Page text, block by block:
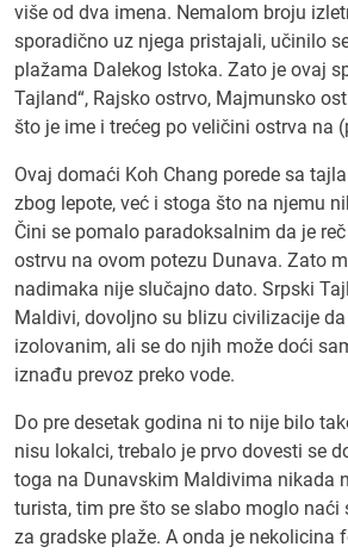
više od dva imena. Nemalom broju
sporadično uz njega pristajali, učinilo
plažama Dalekog Istoka. Zato je ovaj
Tajland“, Rajsko ostrvo, Majmunsko
što je ime i trećeg po veličini ostrva na
Ovaj domaći Koh Chang porede sa
zbog lepote, već i stoga što na njemu
Čini se pomalo paradoksalnim da je
ostrvu na ovom potezu Dunava. Zato
nadimaka nije slučajno dato. Srpski
Maldivi, dovoljno su blizu civilizacije da
izolovanim, ali se do njih može doći
iznađu prevoz preko vode.
Do pre desetak godina ni to nije bilo
nisu lokalci, trebalo je prvo dovesti se
toga na Dunavskim Maldivima nikada
turista, tim pre što se slabo moglo naći
za gradske plaže. A onda je nekolicina